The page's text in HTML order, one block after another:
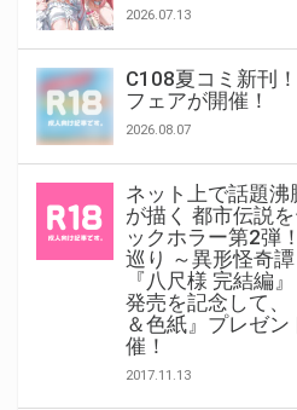
2026.07.13
C108夏コミ新刊
フェアが開催！
2026.08.07
ネット上で話題
が描く 都市伝説
ックホラー第2弾
巡り ～異形怪奇譚
『八尺様 完結編
発売を記念して、
＆色紙』プレゼ
催！
2017.11.13